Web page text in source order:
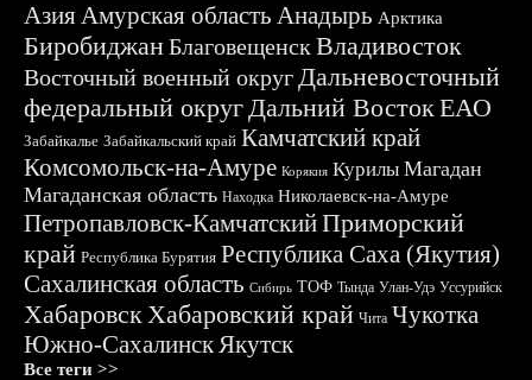
АзияАмурская область Анадырь Арктика
БиробиджанБлаговещенскВладивосток
Восточный военный округДальневосточный
федеральный округДальний ВостокЕАО
Забайкалье Забайкальский край Камчатский край
Комсомольск-на-Амуре Корякия Курилы Магадан
Магаданская область Находка Николаевск-на-Амуре
Петропавловск-КамчатскийПриморский
край Республика Бурятия Республика Саха (Якутия)
Сахалинская область Сибирь ТОФ Тында Улан-Удэ Уссурийск
ХабаровскХабаровский край Чита Чукотка
Южно-СахалинскЯкутск
Все теги >>